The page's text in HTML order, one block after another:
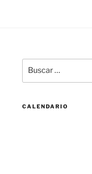
por:
CALENDARIO